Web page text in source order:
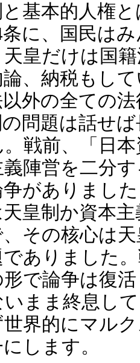
と基本的人権
条に、国民は
皇だけは国
論、納税もし
外の全ての
問題は話せ
戦前、「日
陣営を二分
がありまし
皇制か資本
その核心は
ありました
で論争は復
まま終息し
界的にマル
します。